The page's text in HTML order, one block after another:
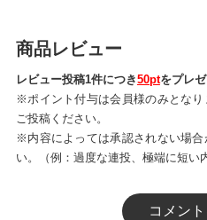
商品レビュー
レビュー投稿1件につき50ptをプレゼ
※ポイント付与は会員様のみとなり
ご投稿ください。
※内容によっては承認されない場
い。（例：過度な連投、極端に短い
コメント